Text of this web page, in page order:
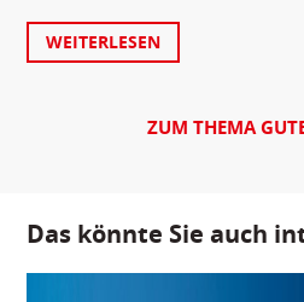
WEITERLESEN
ZUM THEMA
Das könnte Sie auch